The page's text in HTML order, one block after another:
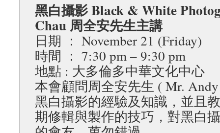
黑白攝影 Black & White
Chau 周全安先生主講
日期 ： November 21 (Friday)
時間 ： 7:30 pm – 9:30 pm
地點 : 大多倫多中華文化中心
本會顧問周全安先生 ( Mr.
黑白攝影的經驗及知識，並且
期修輯與製作的技巧，對黑白